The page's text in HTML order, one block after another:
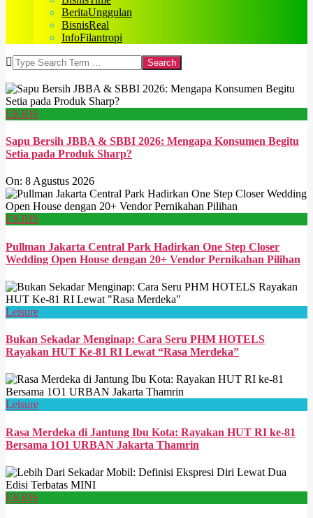
BeritaUnggulan
BisnisReal
InfoFilantropi
Search
EKBIS
Sapu Bersih JBBA & SBBI 2026: Mengapa Konsumen Begitu
Setia pada Produk Sharp?
On: 8 Agustus 2026
EKBIS
Pullman Jakarta Central Park Hadirkan One Step Closer
Wedding Open House dengan 20+ Vendor Pernikahan Pilihan
Leisure
Bukan Sekadar Menginap: Cara Seru PHM HOTELS
Rayakan HUT Ke-81 RI Lewat “Rasa Merdeka”
Leisure
Rasa Merdeka di Jantung Ibu Kota: Rayakan HUT RI ke-81
Bersama 1O1 URBAN Jakarta Thamrin
EKBIS